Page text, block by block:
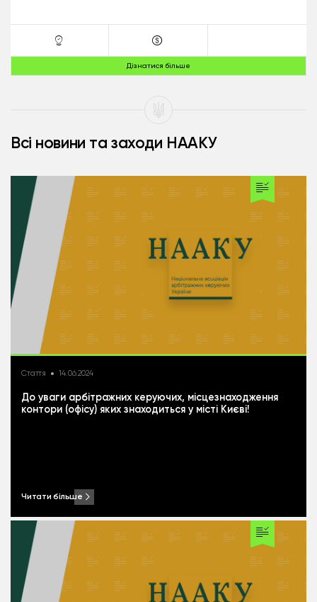
Дізнатися більше
Всі новини та заходи НААКУ
Стаття 14.06.2024
До уваги арбітражних керуючих, місцезнаходження
контори (офісу) яких знаходиться у місті Києві!
Читати більше